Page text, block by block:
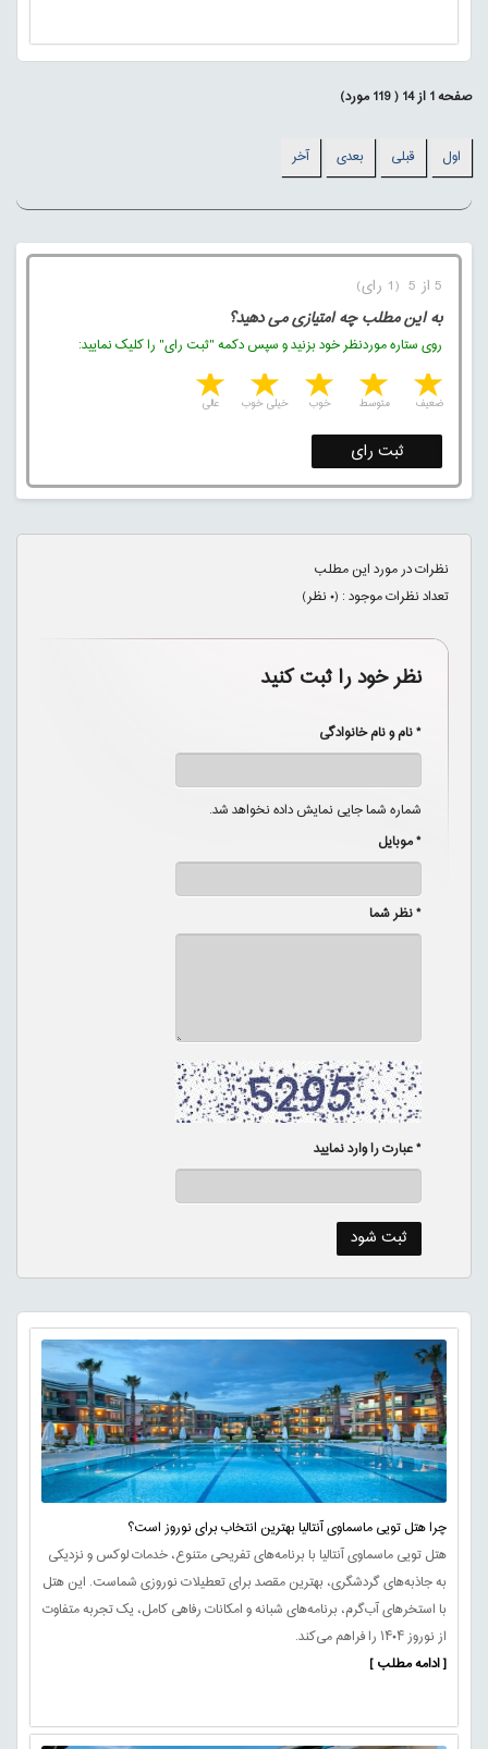
صفحه1از14
(
119مورد)
اول قبلی بعدی آخر
5 از 5 (1 رای)
به این مطلب چه امتیازی می دهید؟
روی ستاره موردنظر خود بزنید و سپس دکمه "ثبت رای" را کلیک نمایید:
4 stars 3 stars 2 stars 1 star عالی خیلی خوب خوب متوسط ضعیف
ثبت رای
نظرات در مورد این مطلب
تعداد نظرات موجود : (۰نظر)
نظر خود را ثبت کنید
* نام و نام خانوادگی
شماره شما جایی نمایش داده نخواهد شد.
* موبایل
* نظر شما
* عبارت را وارد نمایید
چرا هتل تویی ماسماوی آنتالیا بهترین انتخاب برای نوروز است؟
هتل تویی ماسماوی آنتالیا با برنامه‌های تفریحی متنوع، خدمات لوکس و نزدیکی
به جاذبه‌های گردشگری، بهترین مقصد برای تعطیلات نوروزی شماست. این هتل
با استخرهای آب‌گرم، برنامه‌های شبانه و امکانات رفاهی کامل، یک تجربه متفاوت
از نوروز ۱۴۰۴ را فراهم می‌کند.
[ ادامه مطلب ]